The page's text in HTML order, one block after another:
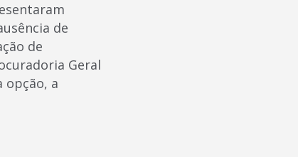
de
de
Geral
opção, a